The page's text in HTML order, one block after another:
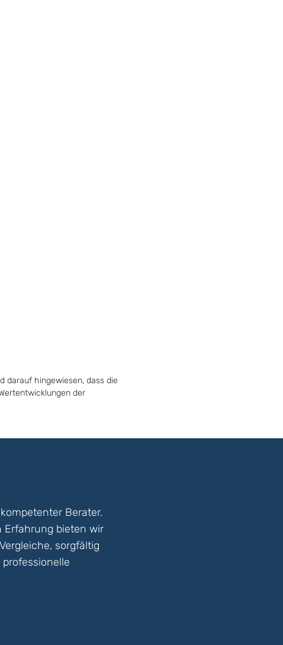
darauf hingewiesen, dass die
der
Berater.
Erfahrung bieten wir
sorgfältig